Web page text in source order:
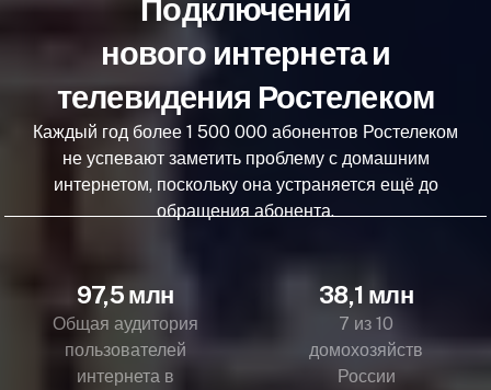
Подключений
нового интернета и
телевидения Ростелеком
Каждый год более 1 500 000 абонентов Ростелеком
не успевают заметить проблему с домашним
интернетом, поскольку она устраняется ещё до
обращения абонента.
97,5 млн
Общая аудитория
пользователей
интернета в
38,1 млн
7 из 10
домохозяйств
России